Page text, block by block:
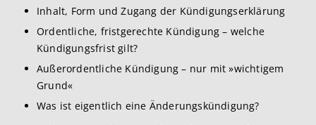
Inhalt, Form und Zugang der Kündigungserklärung
Ordentliche, fristgerechte Kündigung – welche
Kündigungsfrist gilt?
Außerordentliche Kündigung – nur mit »wichtigem
Grund«
Was ist eigentlich eine Änderungskündigung?